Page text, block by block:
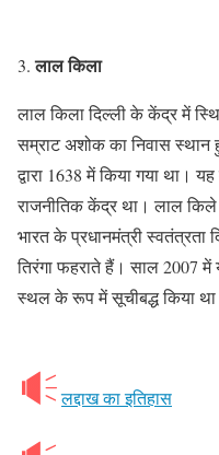
लाल किला
लाल किला दिल्ली के केंद्र में
सम्राट अशोक का निवास स्थान
द्वारा 1638 में किया गया था।
राजनीतिक केंद्र था। लाल किले
भारत के प्रधानमंत्री स्वतंत्रता
तिरंगा फहराते हैं। साल 2007
स्थल के रूप में सूचीबद्ध किया
लद्दाख का इतिहास